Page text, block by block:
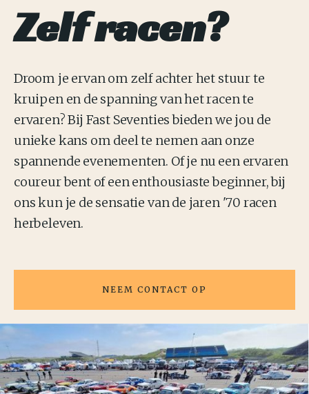
Zelf racen?
Droom je ervan om zelf achter het stuur te
kruipen en de spanning van het racen te
ervaren? Bij Fast Seventies bieden we jou de
unieke kans om deel te nemen aan onze
spannende evenementen. Of je nu een ervaren
coureur bent of een enthousiaste beginner, bij
ons kun je de sensatie van de jaren '70 racen
herbeleven.
NEEM CONTACT OP